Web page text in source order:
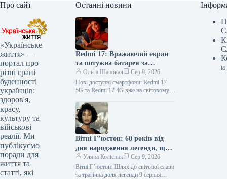
Про сайт
«Українське
життя» —
портал про
різні грані
буденності
українців:
здоров'я,
красу,
культуру та
військові
реалії. Ми
публікуємо
поради для
життя та
статті, які
Останні новини
Redmi 17: Вражаючий екран
та потужна батарея за
доступну ціну — смартфон
вже у продажу
Ольга Шаповал
Сер 9, 2026
Нові доступні смартфони: Redmi 17
5G та Redmi 17 4G вже на світовому
належить компанії…
Вітні Г’юстон: 60 років від
дня народження легенди, що
пережила злети, падіння та
трагічний фінал
Уляна Колісник
Сер 9, 2026
Вітні Г’юстон: Шлях до світової слави
та трагічна доля легенди 9 серпня
и